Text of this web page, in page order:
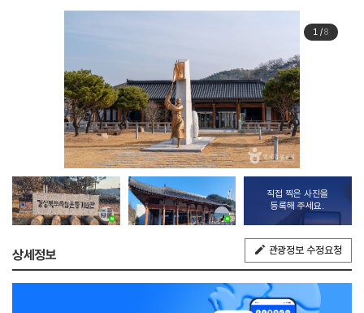
1/8
직접 찍은 사진을
등록해 주세요.
상세정보 관광정보 수정요청